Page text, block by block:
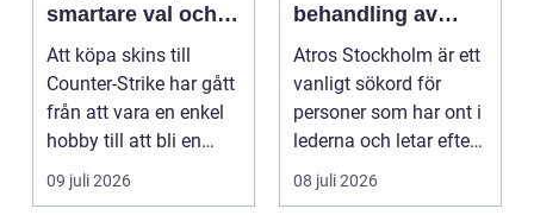
smartare val och
bättre affärer
Att köpa skins till
Counter-Strike har gått
från att vara en enkel
hobby till att bli en
egen liten ...
09 juli 2026
behandling av
ledbesvär i
huvudstaden
Atros Stockholm är ett
vanligt sökord för
personer som har ont i
lederna och letar efter
hjälp i huv...
08 juli 2026